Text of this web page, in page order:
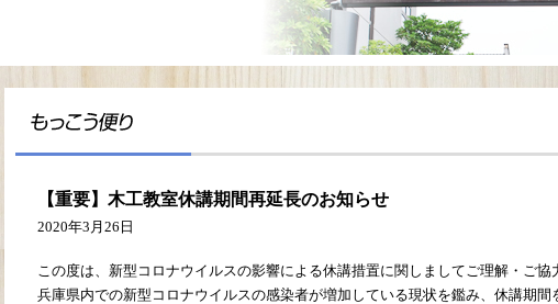
【重要】木工教室休講期間再延長のお知らせ
2020年3月26日
この度は、新型コロナウイルスの影響による休講措置に関しましてご理解・ご協
兵庫県内での新型コロナウイルスの感染者が増加している現状を鑑み、休講期間